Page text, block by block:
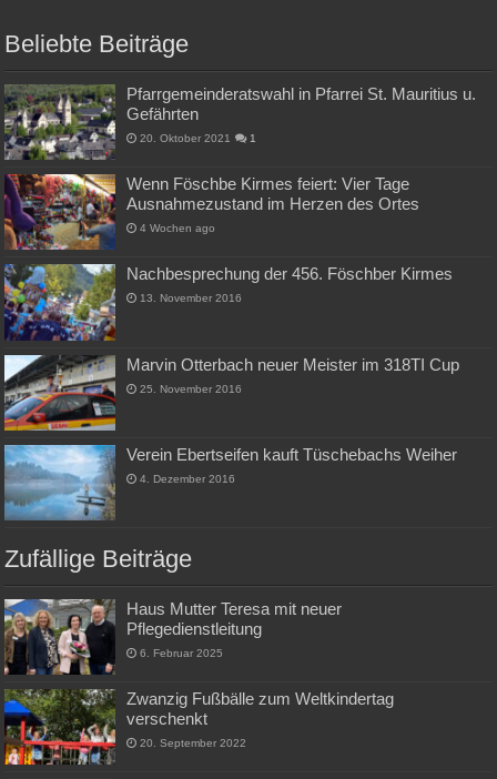
Beliebte Beiträge
Pfarrgemeinderatswahl in Pfarrei St. Mauritius u.
Gefährten
20. Oktober 2021 1
Wenn Föschbe Kirmes feiert: Vier Tage
Ausnahmezustand im Herzen des Ortes
4 Wochen ago
Nachbesprechung der 456. Föschber Kirmes
13. November 2016
Marvin Otterbach neuer Meister im 318TI Cup
25. November 2016
Verein Ebertseifen kauft Tüschebachs Weiher
4. Dezember 2016
Zufällige Beiträge
Haus Mutter Teresa mit neuer
Pflegedienstleitung
6. Februar 2025
Zwanzig Fußbälle zum Weltkindertag
verschenkt
20. September 2022